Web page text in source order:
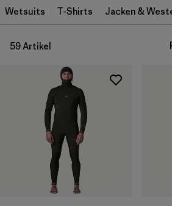
XS (18)
S (39)
(2)
(41)
Wetsuits T-Shirts Jacken &
59 Artikel